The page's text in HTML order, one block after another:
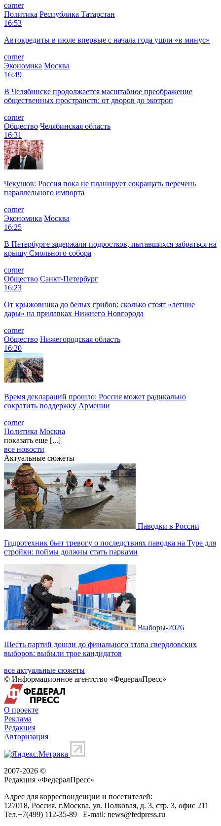
corner
Политика Республика Татарстан
16:53
Автокредиты в июле впервые с начала года ушли «в минус»
corner
Экономика Москва
16:49
В Челябинске продолжается масштабное преображение
общественных пространств: от дворов до экотроп
corner
Общество Челябинская область
16:31
Чекушов: Россия пока не планирует сокращать перечень
параллельного импорта
corner
Экономика Москва
16:25
В Петербурге задержали подростков, пытавшихся забраться на
крышу Смольного собора
corner
Общество Санкт-Петербург
16:23
От крыжовника до белых грибов: сколько стоят «летние
дары» на прилавках Нижнего Новгорода
corner
Общество Нижегородская область
16:20
Время деклараций прошло: Россия может радикально
сократить поддержку Армении
corner
Политика Москва
показать еще [...]
все новости
Актуальные сюжеты
Паводки в России
Гидротехник бьет тревогу о последствиях паводка на Туре для
стройки: поймы должны стать парками
Выборы-2026
Шесть партий дошли до финального этапа свердловских
выборов: выбыли трое кандидатов
все актуальные сюжеты
© Информационное агентство «ФедералПресс»
О проекте
Реклама
Редакция
Авторизация
2007-2026 ©
Редакция «ФедералПресс»
Адрес для корреспонденции и посетителей:
127018, Россия, г.Москва, ул. Полковая, д. 3, стр. 3, офис 211
Тел.+7(499) 112-35-89 E-mail: news@fedpress.ru